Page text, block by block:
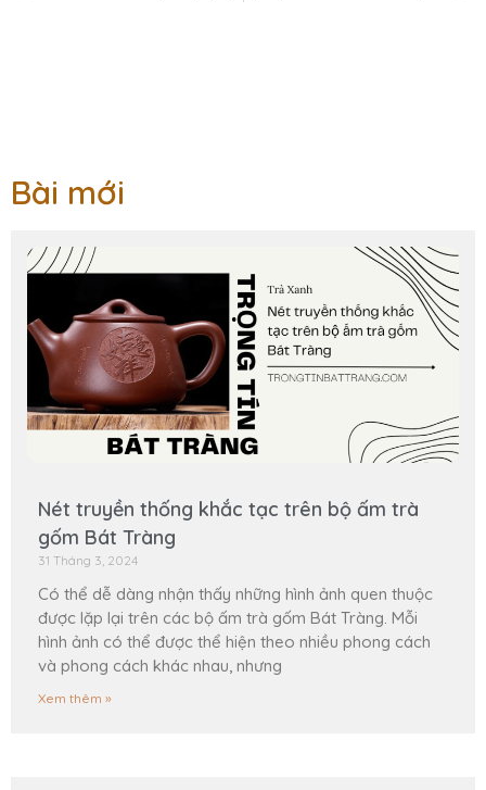
Bài mới
Nét truyền thống khắc tạc trên bộ ấm trà
gốm Bát Tràng
31 Tháng 3, 2024
Có thể dễ dàng nhận thấy những hình ảnh quen thuộc
được lặp lại trên các bộ ấm trà gốm Bát Tràng. Mỗi
hình ảnh có thể được thể hiện theo nhiều phong cách
và phong cách khác nhau, nhưng
Xem thêm »